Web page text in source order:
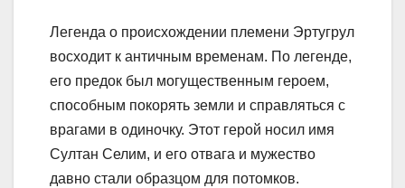
Легенда о происхождении племени Эртугрул
восходит к античным временам. По легенде,
его предок был могущественным героем,
способным покорять земли и справляться с
врагами в одиночку. Этот герой носил имя
Султан Селим, и его отвага и мужество
давно стали образцом для потомков.